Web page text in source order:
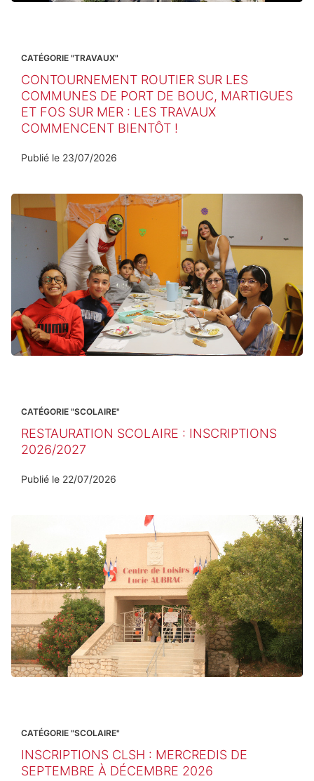
CATÉGORIE "TRAVAUX"
CONTOURNEMENT ROUTIER SUR LES
COMMUNES DE PORT DE BOUC, MARTIGUES
ET FOS SUR MER : LES TRAVAUX
COMMENCENT BIENTÔT !
Publié le 23/07/2026
CATÉGORIE "SCOLAIRE"
RESTAURATION SCOLAIRE : INSCRIPTIONS
2026/2027
Publié le 22/07/2026
CATÉGORIE "SCOLAIRE"
INSCRIPTIONS CLSH : MERCREDIS DE
SEPTEMBRE À DÉCEMBRE 2026